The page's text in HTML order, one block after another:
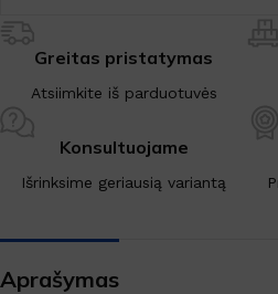
Greitas pristatymas
Atsiimkite iš parduotuvės
Konsultuojame
Išrinksime geriausią variantą
Aprašymas